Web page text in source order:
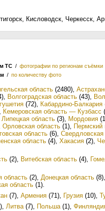
Кисловодск, Черкесск,
ТС / фотографии по регионам съёмки
/ по количеству фото
область (2480),
, Волгоградская область (43),
(72), Кабардино-Балкария
, Кемеровская область — Кузбасс
Липецкая область (3), Мордовия
Орловская область (1), Пермский
область (6), Свердловская
область (4), Хакасия (2),
(2), Витебская область (4),
область (2), Донецкая область (8)
область (1).
(7), Армения (71), Грузия (10),
, Литва(7), Польша(1),